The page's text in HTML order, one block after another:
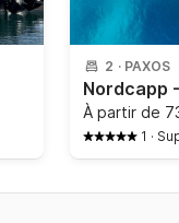
2 · PAXOS
À partir de
1 ·